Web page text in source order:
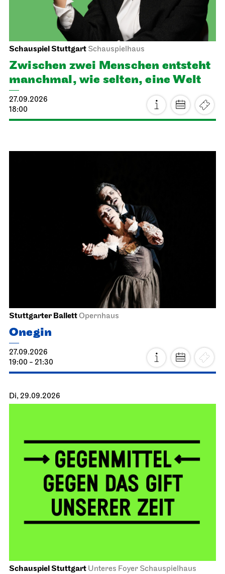
Schauspiel Stuttgart Schauspielhaus
Zwischen zwei Menschen ent­steht
manch­mal, wie selten, eine Welt
27.09.2026
18:00
Stuttgarter BallettOpernhaus
Onegin
27.09.2026
19:00 - 21:30
Di, 29.09.2026
Schauspiel Stuttgart Unteres Foyer Schauspielhaus